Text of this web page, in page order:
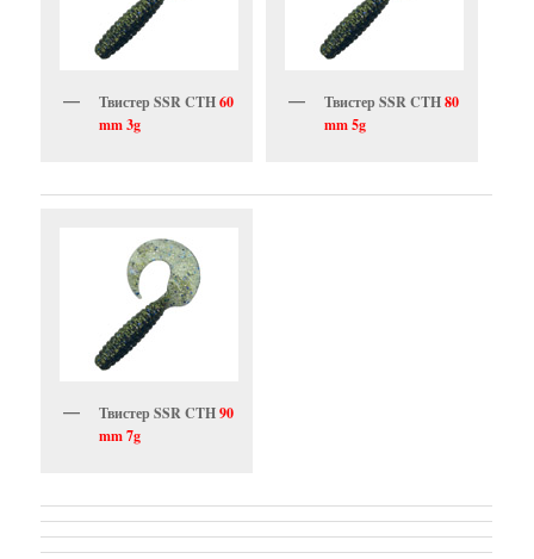
Твистер SSR CTH60
mm 3g
Твистер SSR CTH80
mm 5g
Твистер SSR CTH90
mm 7g